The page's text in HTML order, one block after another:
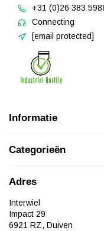
+31 (0)26 383
Connecting
[email protected]
Informatie
Categorieën
Adres
Interwiel
Impact 29
6921 RZ, Duiven